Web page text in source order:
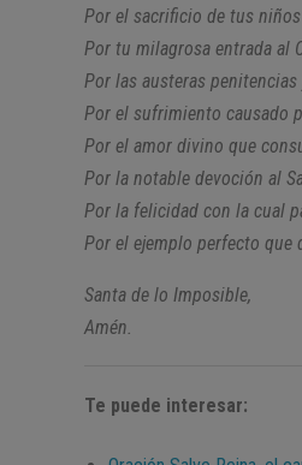
Por el sacrificio de tus
Por tu milagrosa entrada al
Por las austeras
Por el sufrimiento causado
Por el amor divino que
Por la notable devoción al
Por la felicidad con la cual
Por el ejemplo perfecto que
Santa de lo Imposible,
Amén.
Te puede interesar: